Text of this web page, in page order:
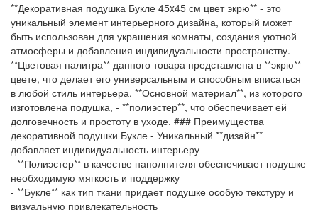
**Декоративная подушка Букле 45x45 см цвет экрю** - это
уникальный элемент интерьерного дизайна, который может
быть использован для украшения комнаты, создания уютной
атмосферы и добавления индивидуальности пространству.
**Цветовая палитра** данного товара представлена в **экрю**
цвете, что делает его универсальным и способным вписаться
в любой стиль интерьера. **Основной материал**, из которого
изготовлена подушка, - **полиэстер**, что обеспечивает ей
долговечность и простоту в уходе. ### Преимущества
декоративной подушки Букле - Уникальный **дизайн**
добавляет индивидуальность интерьеру
- **Полиэстер** в качестве наполнителя обеспечивает подушке
необходимую мягкость и поддержку
- **Букле** как тип ткани придает подушке особую текстуру и
визуальную привлекательность